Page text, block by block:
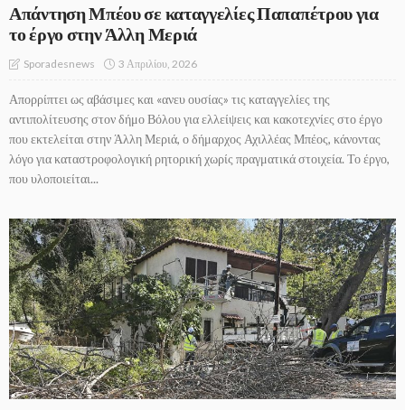
Απάντηση Μπέου σε καταγγελίες Παπαπέτρου για
το έργο στην Άλλη Μεριά
Sporadesnews 3 Απριλίου, 2026
Απορρίπτει ως αβάσιμες και «ανευ ουσίας» τις καταγγελίες της
αντιπολίτευσης στον δήμο Βόλου για ελλείψεις και κακοτεχνίες στο έργο
που εκτελείται στην Άλλη Μεριά, ο δήμαρχος Αχιλλέας Μπέος, κάνοντας
λόγο για καταστροφολογική ρητορική χωρίς πραγματικά στοιχεία. Το έργο,
που υλοποιείται...